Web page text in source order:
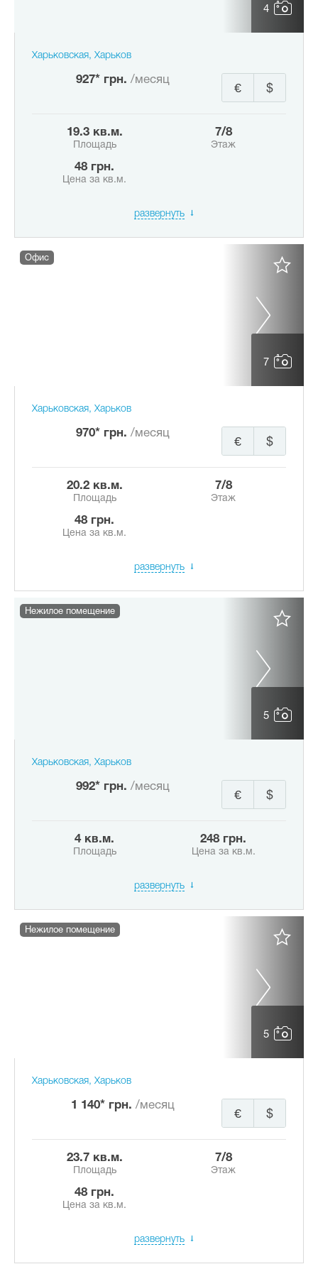
4
Харьковская, Харьков
927* грн. /месяц
$
€
19.3 кв.м.
Площадь
7/8
Этаж
48 грн.
Цена за кв.м.
развернуть
7
Офис
Харьковская, Харьков
970* грн. /месяц
$
€
20.2 кв.м.
Площадь
7/8
Этаж
48 грн.
Цена за кв.м.
развернуть
5
Нежилое помещение
Харьковская, Харьков
992* грн. /месяц
$
€
4 кв.м.
Площадь
248 грн.
Цена за кв.м.
развернуть
5
Нежилое помещение
Харьковская, Харьков
1 140* грн. /месяц
$
€
23.7 кв.м.
Площадь
7/8
Этаж
48 грн.
Цена за кв.м.
развернуть